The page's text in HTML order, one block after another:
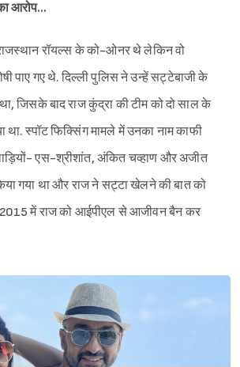
आरोप…
रॉयल्स के को-ओनर थे लेकिन वो
पाए गए थे. दिल्ली पुलिस ने उन्हें सट्टेबाजी के
जिसके बाद राज कुंद्रा की टीम को दो साल के
था. स्‍पॉट फिक्सिंग मामले में उनका नाम काफी
एस-श्रीशांत, अंकित चव्हाण और अजीत
गया था और राज ने सट्टा खेलने की बात को
2015 में राज को आईपीएल से आजीवन बैन कर